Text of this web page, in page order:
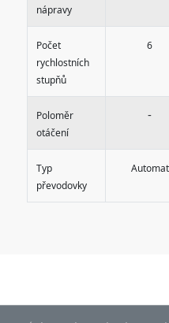
nápravy
Počet
rychlostních
stupňů
6
Poloměr
otáčení
-
Typ
převodovky
Automat